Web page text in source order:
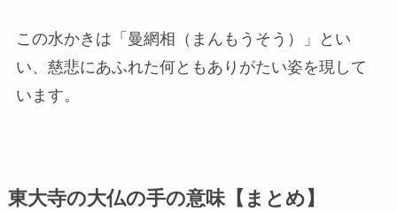
この水かきは「曼網相（まんもうそう）」とい
い、慈悲にあふれた何ともありがたい姿を現して
います。
東大寺の大仏の手の意味【まとめ】